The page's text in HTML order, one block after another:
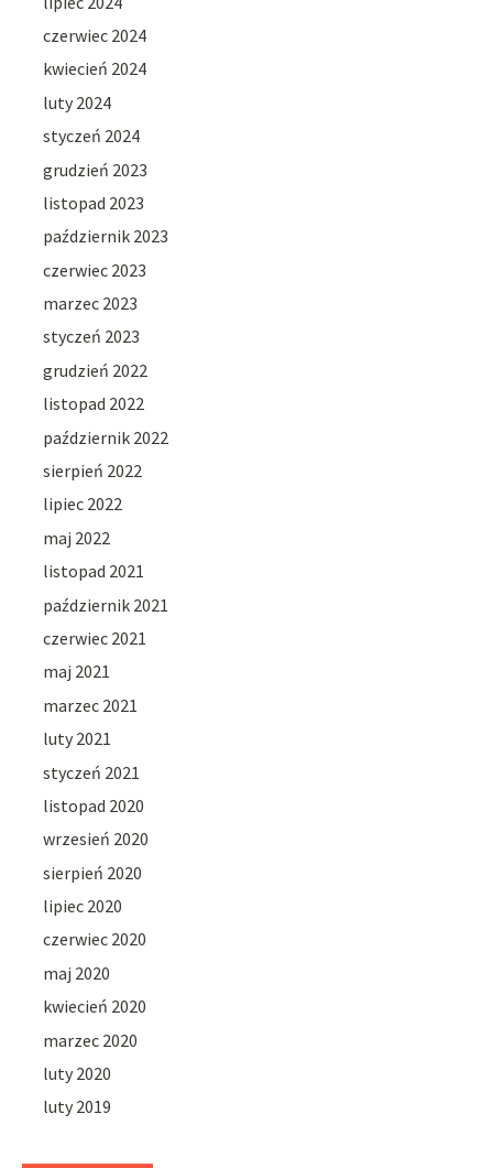
czerwiec 2024
kwiecień 2024
luty 2024
styczeń 2024
grudzień 2023
listopad 2023
październik 2023
czerwiec 2023
marzec 2023
styczeń 2023
grudzień 2022
listopad 2022
październik 2022
sierpień 2022
lipiec 2022
maj 2022
listopad 2021
październik 2021
czerwiec 2021
maj 2021
marzec 2021
luty 2021
styczeń 2021
listopad 2020
wrzesień 2020
sierpień 2020
lipiec 2020
czerwiec 2020
maj 2020
kwiecień 2020
marzec 2020
luty 2020
luty 2019